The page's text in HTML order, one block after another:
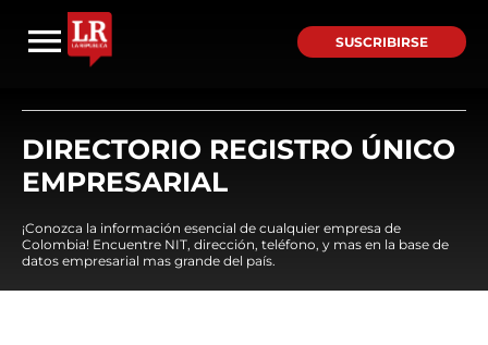
SUSCRIBIRSE
DIRECTORIO REGISTRO ÚNICO
EMPRESARIAL
¡Conozca la información esencial de cualquier empresa de
Colombia! Encuentre NIT, dirección, teléfono, y mas en la base de
datos empresarial mas grande del país.